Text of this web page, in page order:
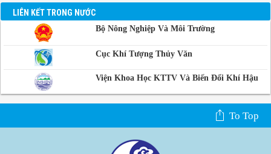
LIÊN KẾT TRONG NƯỚC
Bộ Nông Nghiệp Và Môi Trường
Cục Khí Tượng Thủy Văn
Viện Khoa Học KTTV Và Biến Đổi Khí Hậu
To Top